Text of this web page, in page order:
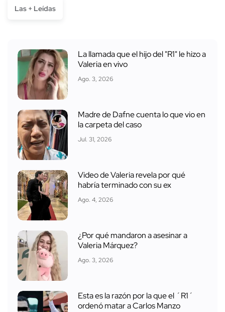
Las + Leídas
La llamada que el hijo del "R1" le hizo a
Valeria en vivo
Ago. 3, 2026
Madre de Dafne cuenta lo que vio en
la carpeta del caso
Jul. 31, 2026
Video de Valeria revela por qué
habría terminado con su ex
Ago. 4, 2026
¿Por qué mandaron a asesinar a
Valeria Márquez?
Ago. 3, 2026
Esta es la razón por la que el ´R1´
ordenó matar a Carlos Manzo